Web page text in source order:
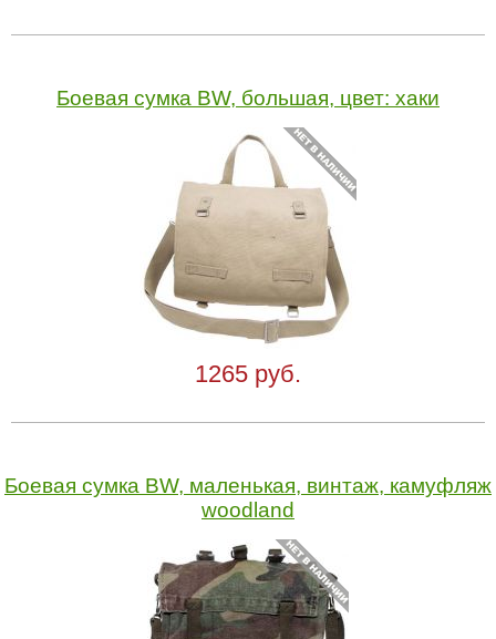
Боевая сумка BW, большая, цвет: хаки
1265 руб.
Боевая сумка BW, маленькая, винтаж, камуфляж
woodland